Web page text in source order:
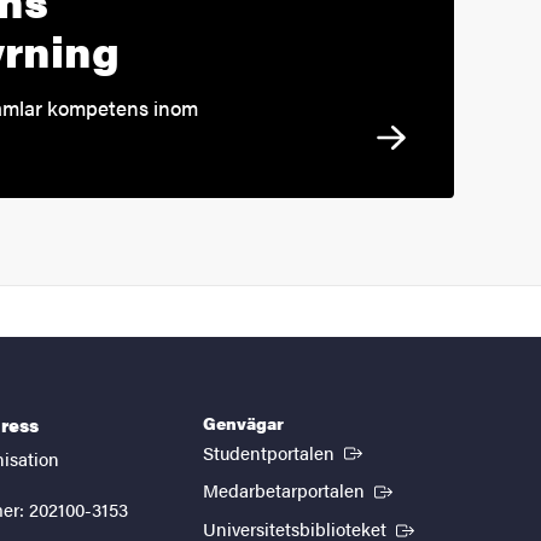
kompetens inom
202100-3153
Genvägar
Studentportalen (Extern länk)
Medarbetarportalen (Extern länk)
Universitetsbiblioteket (Extern länk)